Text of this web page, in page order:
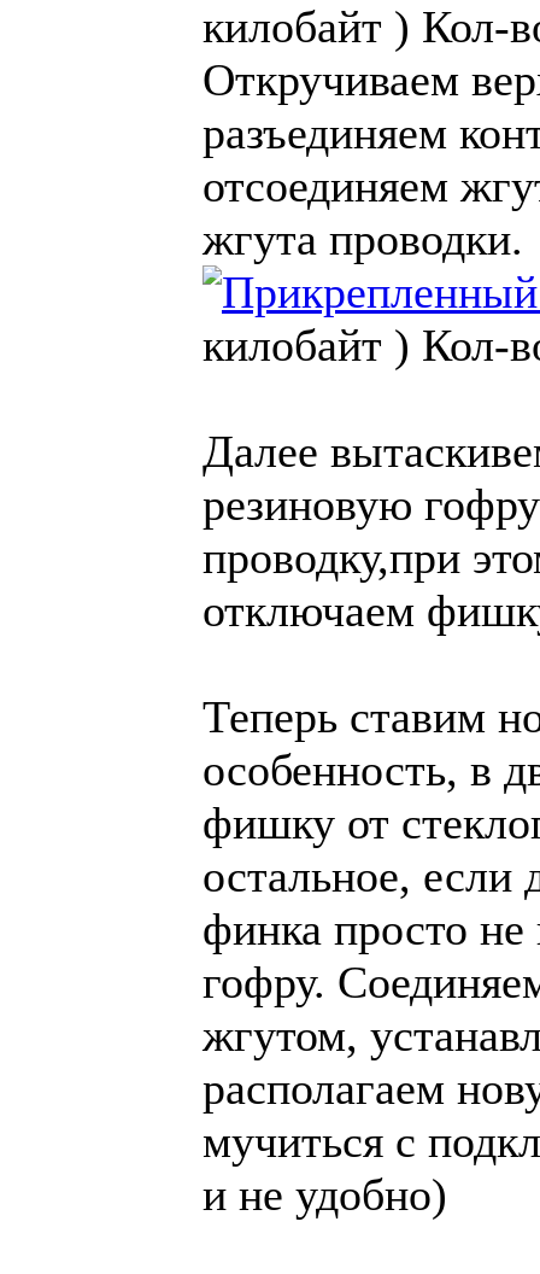
килобайт ) Кол-
Откручиваем
разъединяем
отсоединяем
жгута проводки.
килобайт ) Кол-
Далее
резиновую
проводку,при
отключаем
Теперь ставим
особенность, в
фишку от
остальное, если
финка просто не
гофру.
жгутом,
располагаем
мучиться с
и не удобно)